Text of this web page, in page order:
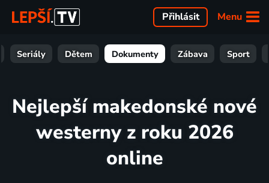
Menu
Přihlásit
Seriály Dětem Dokumenty Zábava Sport
Nejlepší makedonské nové
westerny z roku 2026
online